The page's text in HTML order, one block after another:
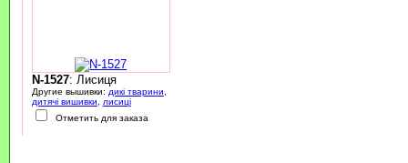
N-1527: Лисиця
Другие вышивки: дикі тварини,
дитячі вишивки, лисиці
Отметить для заказа